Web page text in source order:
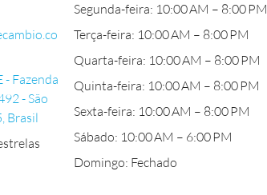
- Fazenda
- São
Brasil
Segunda-feira: 10:00 AM – 8:00 PM
Terça-feira: 10:00 AM – 8:00 PM
Quarta-feira: 10:00 AM – 8:00 PM
Quinta-feira: 10:00 AM – 8:00 PM
Sexta-feira: 10:00 AM – 8:00 PM
Sábado: 10:00 AM – 6:00 PM
Domingo: Fechado